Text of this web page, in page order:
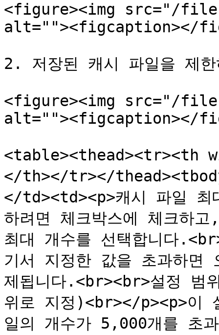
<figure><img src="/files/
alt=""><figcaption></
2. 저장된 캐시 파일을 제
<figure><img src="/
alt=""><figcaption></
<table><thead><tr><th
</th></tr></
</td><td><p>캐시 파일 최
하려면 체크박스에 체크하
최대 개수를 선택합니다
기서 지정한 값을 초과하면
제됩니다.<br><br>설정
위로 지정)<br></p><p>이
일의 개수가 5,000개를 초